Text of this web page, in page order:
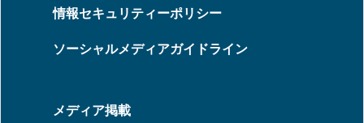
情報セキュリティーポリシー
ソーシャルメディアガイドライン
メディア掲載